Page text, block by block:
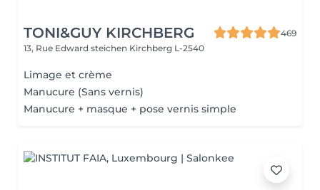
TONI&GUY KIRCHBERG
469
13, Rue Edward steichen Kirchberg L-2540
Limage et crème
Manucure (Sans vernis)
Manucure + masque + pose vernis simple